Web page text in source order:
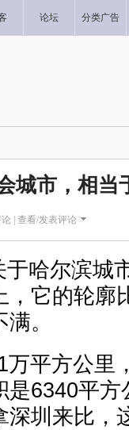
论坛 分类广告
城市，相当
| 查看/发表评论
哈尔滨城
它的轮廓
。
平方公里
6340平方
深圳来比，